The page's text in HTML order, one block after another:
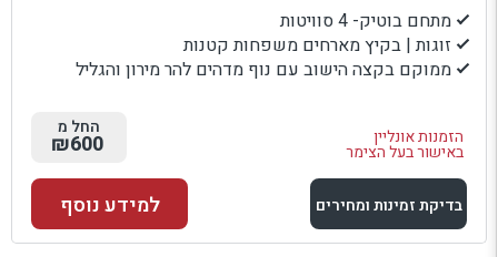
מתחם בוטיק- 4 סוויטות
זוגות | בקיץ מארחים משפחות קטנות
ממוקם בקצה הישוב עם נוף מדהים להר מירון והגליל
הזמנות אונליין
באישור בעל הצימר
החל מ
₪600
בדיקת זמינות ומחירים למידע נוסף